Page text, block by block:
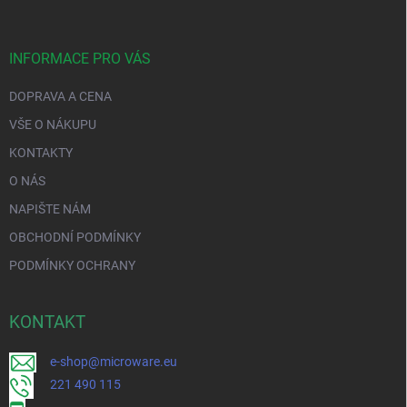
INFORMACE PRO VÁS
DOPRAVA A CENA
VŠE O NÁKUPU
KONTAKTY
O NÁS
NAPIŠTE NÁM
OBCHODNÍ PODMÍNKY
PODMÍNKY OCHRANY
KONTAKT
e-shop@microware.eu
221 490 115